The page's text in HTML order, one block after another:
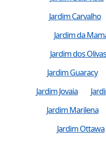
Jardim Carvalho
Jardim da
Jardim dos Olivas
Jardim Guaracy
Jardim Jovaia
Jardim Marilena
Jardim Ottawa